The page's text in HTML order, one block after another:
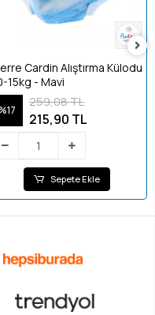
Cardin Alıştırma Külodu
15kg - Mavi
%17
259,08 TL
215,90 TL
Sepete Ekle